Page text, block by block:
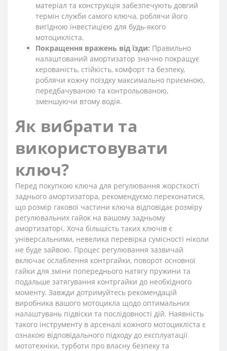
матеріал та конструкція забезпечують довгий
термін служби самого ключа, роблячи його
вигідною інвестицією для будь-якого
мотоцикліста.
Покращення вражень від їзди: Правильно
налаштований амортизатор значно покращує
керованість, стійкість, комфорт та безпеку,
роблячи кожну поїздку максимально приємною,
передбачуваною та контрольованою,
зменшуючи втому водія.
Як вибрати та
використовувати
ключ?
Перед покупкою ключа для регулювання жорсткості
заднього амортизатора, рекомендуємо переконатися,
що розмір гакової частини ключа відповідає розміру
регулювальних гайок на вашому задньому
амортизаторі. Хоча більшість таких ключів є
універсальними, невелика перевірка сумісності ніколи
не буде зайвою. Процес регулювання зазвичай
включає ослаблення контргайки, поворот основної
гайки для зміни попереднього натягу пружини та
подальше затягування контргайки до необхідного
моменту. Завжди дотримуйтесь рекомендацій
виробника вашого мотоцикла щодо оптимальних
налаштувань підвіски та послідовності дій. Наявність
такого інструменту в арсеналі кожного мотоцикліста є
ознакою відповідального підходу до експлуатації
мототехніки, турботи про власну безпеку та